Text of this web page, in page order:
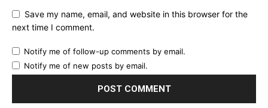
Save my name, email, and website in this browser for the
next time I comment.
Notify me of follow-up comments by email.
Notify me of new posts by email.